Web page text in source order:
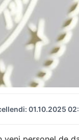
01.10.2025